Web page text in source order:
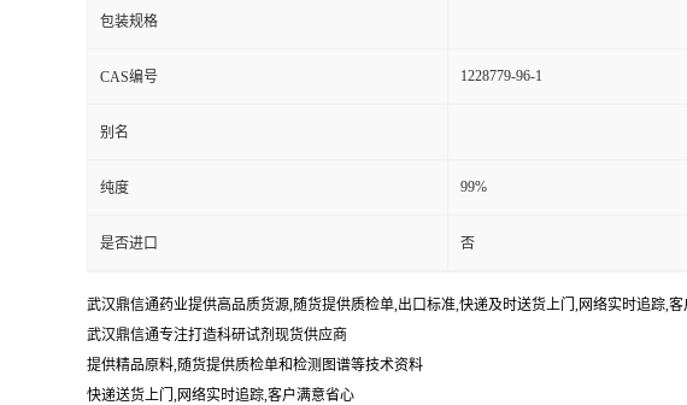
包装规格
CAS编号 1228779-96-1
别名
纯度 99%
是否进口 否
武汉鼎信通药业提供高品质货源,随货提供质检单,出口标准,快递及时送货上门,网络实时追踪,
武汉鼎信通专注打造科研试剂现货供应商
提供精品原料,随货提供质检单和检测图谱等技术资料
快递送货上门,网络实时追踪,客户满意省心